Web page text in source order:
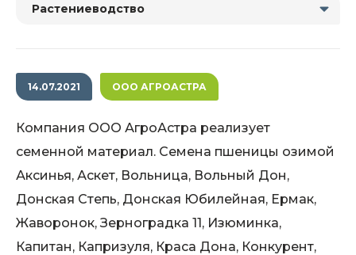
Растениеводство
14.07.2021 ООО АГРОАСТРА
Компания ООО АгроАстра реализует
семенной материал. Семена пшеницы озимой
Аксинья, Аскет, Вольница, Вольный Дон,
Донская Степь, Донская Юбилейная, Ермак,
Жаворонок, Зерноградка 11, Изюминка,
Капитан, Капризуля, Краса Дона, Конкурент,